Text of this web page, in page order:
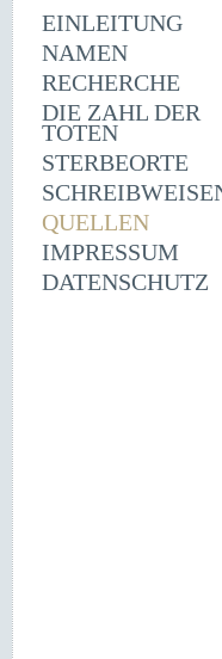
EINLEITUNG
NAMEN
RECHERCHE
DIE ZAHL DER
TOTEN
STERBEORTE
QUELLEN
IMPRESSUM
DATENSCHUTZ